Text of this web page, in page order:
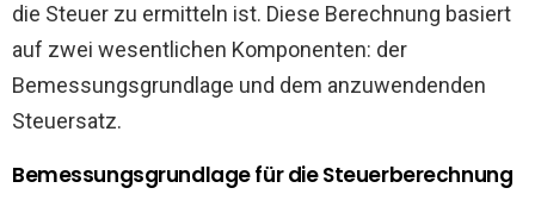
die Steuer zu ermitteln ist. Diese Berechnung basiert
auf zwei wesentlichen Komponenten: der
Bemessungsgrundlage und dem anzuwendenden
Steuersatz.
Bemessungsgrundlage für die Steuerberechnung